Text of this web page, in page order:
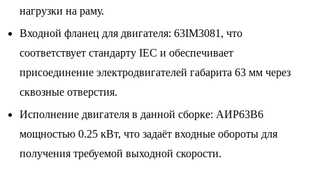
нагрузки на раму.
Входной фланец для двигателя: 63IM3081, что
соответствует стандарту IEC и обеспечивает
присоединение электродвигателей габарита 63 мм через
сквозные отверстия.
Исполнение двигателя в данной сборке: АИР63B6
мощностью 0.25 кВт, что задаёт входные обороты для
получения требуемой выходной скорости.